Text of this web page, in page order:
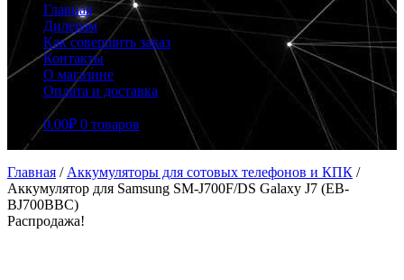
Главная
Дилерам
Как совершить заказ
Контакты
О магазине
Оплата и доставка
0.00₽ 0 товаров
Главная / Аккумуляторы для сотовых телефонов и КПК /
Аккумулятор для Samsung SM-J700F/DS Galaxy J7 (EB-
BJ700BBC)
Распродажа!